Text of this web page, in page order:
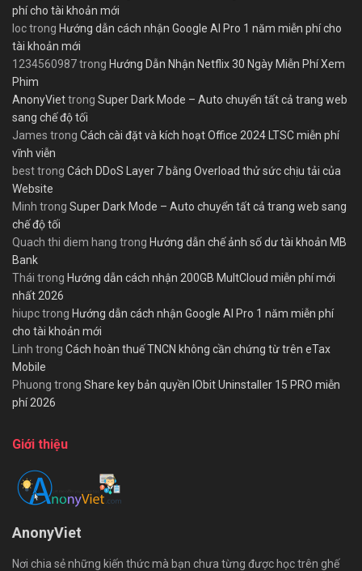
phí cho tài khoản mới
loctrong Hướng dẫn cách nhận Google AI Pro 1 năm miễn phí cho
tài khoản mới
1234560987trong Hướng Dẫn Nhận Netflix 30 Ngày Miễn Phí Xem
Phim
AnonyViettrong Super Dark Mode – Auto chuyển tất cả trang web
sang chế độ tối
James trong Cách cài đặt và kích hoạt Office 2024 LTSC miễn phí
vĩnh viễn
besttrong Cách DDoS Layer 7 bằng Overload thử sức chịu tải của
Website
Minh trong Super Dark Mode – Auto chuyển tất cả trang web sang
chế độ tối
Quach thi diem hang trong Hướng dẫn chế ảnh số dư tài khoản MB
Bank
Thái trong Hướng dẫn cách nhận 200GB MultCloud miễn phí mới
nhất 2026
hiupctrong Hướng dẫn cách nhận Google AI Pro 1 năm miễn phí
cho tài khoản mới
Linh trong Cách hoàn thuế TNCN không cần chứng từ trên eTax
Mobile
Phuong trong Share key bản quyền IObit Uninstaller 15 PRO miễn
phí 2026
Giới thiệu
AnonyViet
Nơi chia sẻ những kiến thức mà bạn chưa từng được học trên ghế